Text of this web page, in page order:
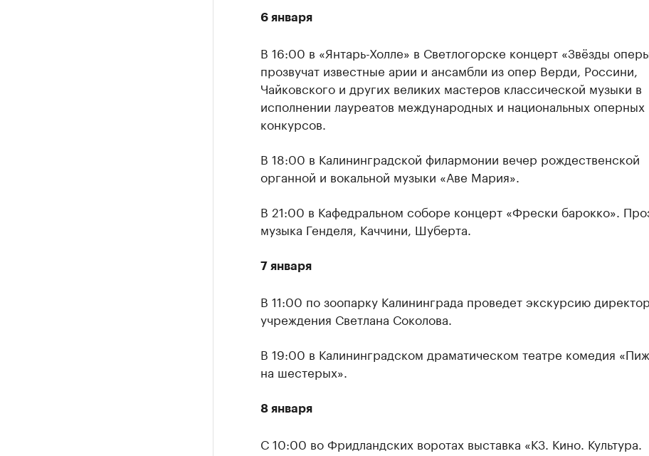
6 января
В 16:00 в «Янтарь-Холле» в Светлогорске концерт «Звёзды
прозвучат известные арии и ансамбли из опер Верди, Россини,
Чайковского и других великих мастеров классической музыки в
исполнении лауреатов международных и национальных оперных
конкурсов.
В 18:00 в Калининградской филармонии вечер рождественской
органной и вокальной музыки «Аве Мария».
В 21:00 в Кафедральном соборе концерт «Фрески барокко».
музыка Генделя, Каччини, Шуберта.
7 января
В 11:00 по зоопарку Калининграда проведет экскурсию директор
учреждения Светлана Соколова.
В 19:00 в Калининградском драматическом театре комедия
на шестерых».
8 января
С 10:00 во Фридландских воротах выставка «К3. Кино. Культура.